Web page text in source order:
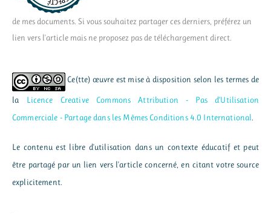
de mes documents. Si vous souhaitez partager ces derniers, préférez un
lien vers l'article mais ne proposez pas de téléchargement direct.
Ce(tte) œuvre est mise à disposition selon les termes de
la Licence Creative Commons Attribution - Pas d’Utilisation
Commerciale - Partage dans les Mêmes Conditions 4.0 International
Le contenu est libre d'utilisation dans un contexte éducatif et peut
être partagé par un lien vers l'article concerné, en citant votre source
explicitement.